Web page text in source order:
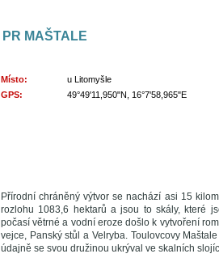
PR MAŠTALE
Místo:
u Litomyšle
GPS:
49°49'11,950"N, 16°7'58,965"E
Přírodní chráněný výtvor se nachází asi 15
rozlohu 1083,6 hektarů a jsou to skály, které
počasí větrné a vodní eroze došlo k vytvoření
vejce, Panský stůl a Velryba. Toulovcovy
údajně se svou družinou ukrýval ve skalních